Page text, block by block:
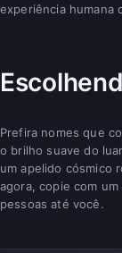
experiência humana
Prefira nomes que
o brilho suave do
um apelido cósmico
agora, copie com
pessoas até você.